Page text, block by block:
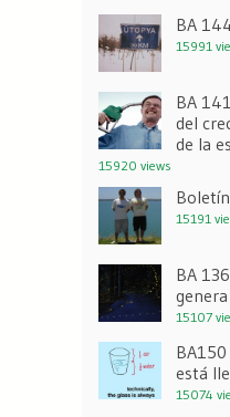
BA
15991
BA
del
de la
15920 views
15191
BA
15107
está
15074